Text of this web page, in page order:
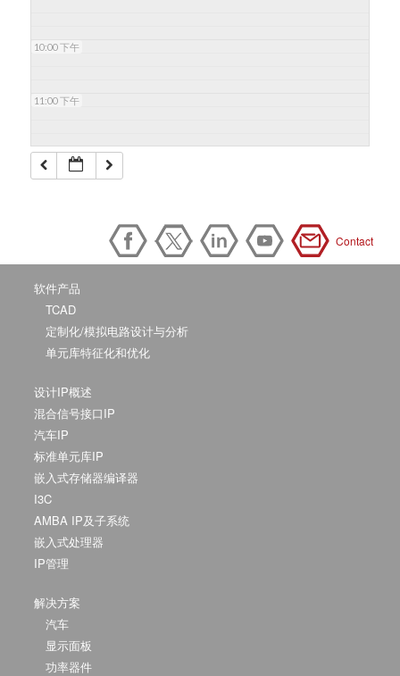
10:00 下午
11:00 下午
Contact
软件产品
TCAD
定制化/模拟电路设计与分析
单元库特征化和优化
设计IP概述
混合信号接口IP
汽车IP
标准单元库IP
嵌入式存储器编译器
I3C
AMBA IP及子系统
嵌入式处理器
IP管理
解决方案
汽车
显示面板
功率器件